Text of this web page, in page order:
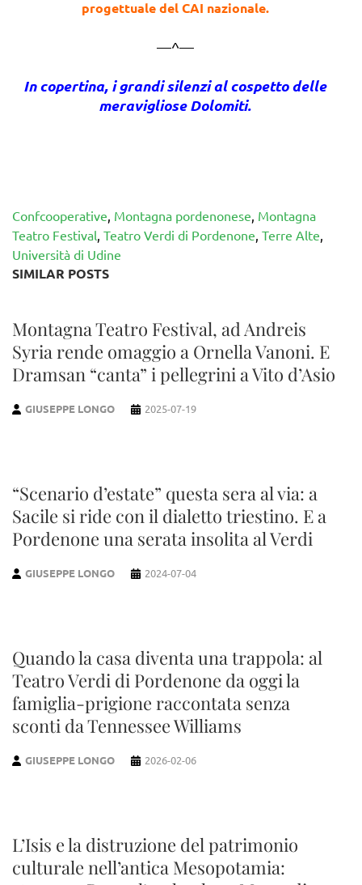
progettuale del CAI nazionale.
—^—
In copertina, i grandi silenzi al cospetto delle
meravigliose Dolomiti.
Confcooperative, Montagna pordenonese, Montagna
Teatro Festival, Teatro Verdi di Pordenone, Terre Alte,
Università di Udine
SIMILAR POSTS
Montagna Teatro Festival, ad Andreis
Syria rende omaggio a Ornella Vanoni. E
Dramsan “canta” i pellegrini a Vito d’Asio
GIUSEPPE LONGO 2025-07-19
“Scenario d’estate” questa sera al via: a
Sacile si ride con il dialetto triestino. E a
Pordenone una serata insolita al Verdi
GIUSEPPE LONGO 2024-07-04
Quando la casa diventa una trappola: al
Teatro Verdi di Pordenone da oggi la
famiglia-prigione raccontata senza
sconti da Tennessee Williams
GIUSEPPE LONGO 2026-02-06
L’Isis e la distruzione del patrimonio
culturale nell’antica Mesopotamia: